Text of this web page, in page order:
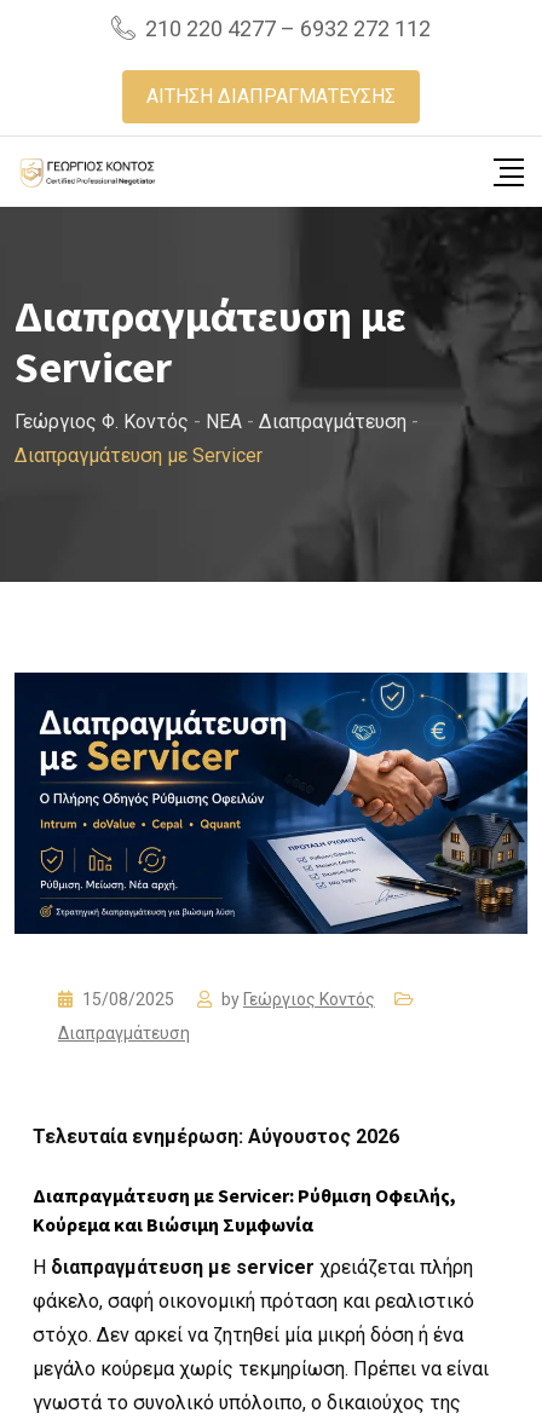
210 220 4277 – 6932 272 112
ΑΙΤΗΣΗ ΔΙΑΠΡΑΓΜΑΤΕΥΣΗΣ
Διαπραγμάτευση με
Servicer
Γεώργιος Φ. Κοντός - NEA - Διαπραγμάτευση -
Διαπραγμάτευση με Servicer
15/08/2025 by Γεώργιος Κοντός
Διαπραγμάτευση
Τελευταία ενημέρωση: Αύγουστος 2026
Διαπραγμάτευση με Servicer: Ρύθμιση Οφειλής,
Κούρεμα και Βιώσιμη Συμφωνία
Η διαπραγμάτευση με servicer χρειάζεται πλήρη
φάκελο, σαφή οικονομική πρόταση και ρεαλιστικό
στόχο. Δεν αρκεί να ζητηθεί μία μικρή δόση ή ένα
μεγάλο κούρεμα χωρίς τεκμηρίωση. Πρέπει να είναι
γνωστά το συνολικό υπόλοιπο, ο δικαιούχος της